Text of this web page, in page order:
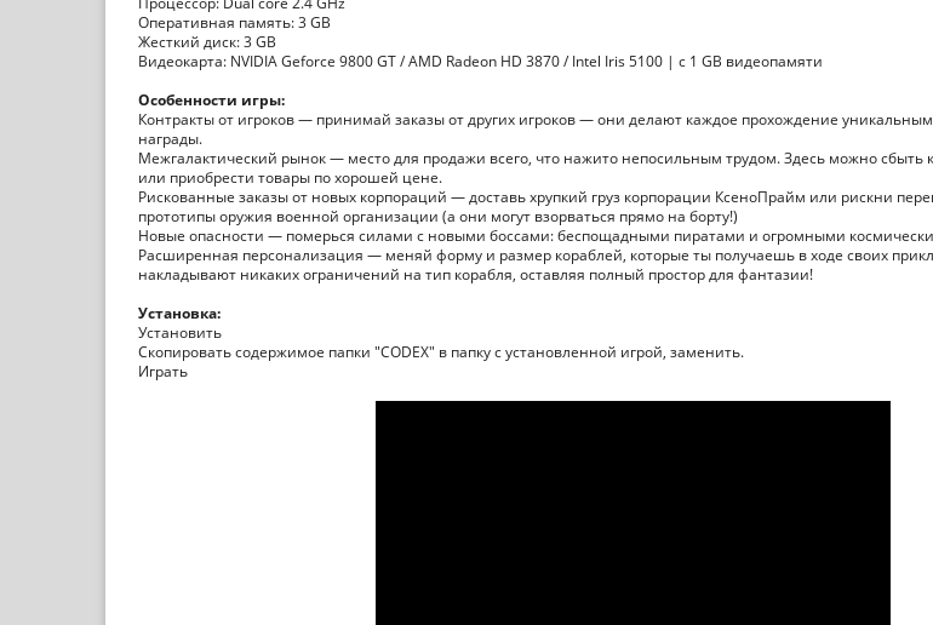
Оперативная память: 3 GB
Жесткий диск: 3 GB
Видеокарта: NVIDIA Geforce 9800 GT / AMD Radeon HD 3870 / Intel Iris 5100 | с 1 GB видеопамяти
Особенности игры:
Контракты от игроков — принимай заказы от других игроков — они делают каждое прохождение
награды.
Межгалактический рынок — место для продажи всего, что нажито непосильным трудом. Здесь можно
или приобрести товары по хорошей цене.
Рискованные заказы от новых корпораций — доставь хрупкий груз корпорации КсеноПрайм или рискни
прототипы оружия военной организации (а они могут взорваться прямо на борту!)
Новые опасности — померься силами с новыми боссами: беспощадными пиратами и огромными
Расширенная персонализация — меняй форму и размер кораблей, которые ты получаешь в ходе своих
накладывают никаких ограничений на тип корабля, оставляя полный простор для фантазии!
Установка:
Установить
Скопировать содержимое папки "CODEX" в папку с установленной игрой, заменить.
Играть